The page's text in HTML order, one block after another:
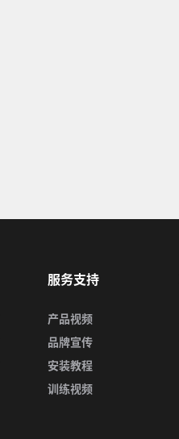
服务支持
产品视频
品牌宣传
安装教程
训练视频